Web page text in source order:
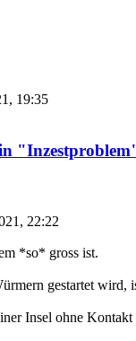
19:35
22:22
*so* gross ist.
gestartet wird,
Insel ohne